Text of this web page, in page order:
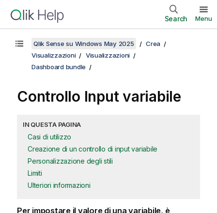
Search Menu
Qlik Sense su Windows May 2025
Crea
Visualizzazioni
Visualizzazioni
Dashboard bundle
Controllo Input variabile
IN QUESTA PAGINA
Casi di utilizzo
Creazione di un controllo di input variabile
Personalizzazione degli stili
Limiti
Ulteriori informazioni
Per impostare il valore di una variabile, è